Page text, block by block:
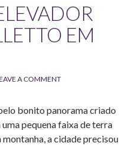
EM
A COMMENT
bonito panorama criado
pequena faixa de terra
a cidade precisou